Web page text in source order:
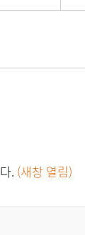
. (새창 열림)